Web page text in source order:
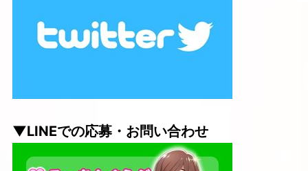
▼LINEでの応募・お問い合わせ